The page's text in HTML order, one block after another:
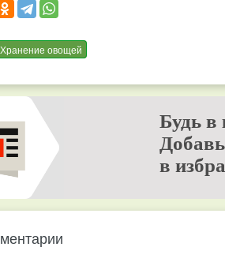
Хранение овощей
Будь в
в